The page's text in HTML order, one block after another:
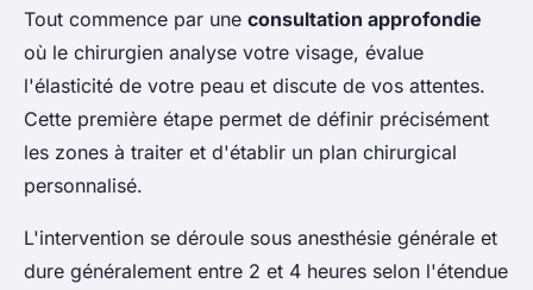
Tout commence par une consultation approfondie
où le chirurgien analyse votre visage, évalue
l'élasticité de votre peau et discute de vos attentes.
Cette première étape permet de définir précisément
les zones à traiter et d'établir un plan chirurgical
personnalisé.
L'intervention se déroule sous anesthésie générale et
dure généralement entre 2 et 4 heures selon l'étendue